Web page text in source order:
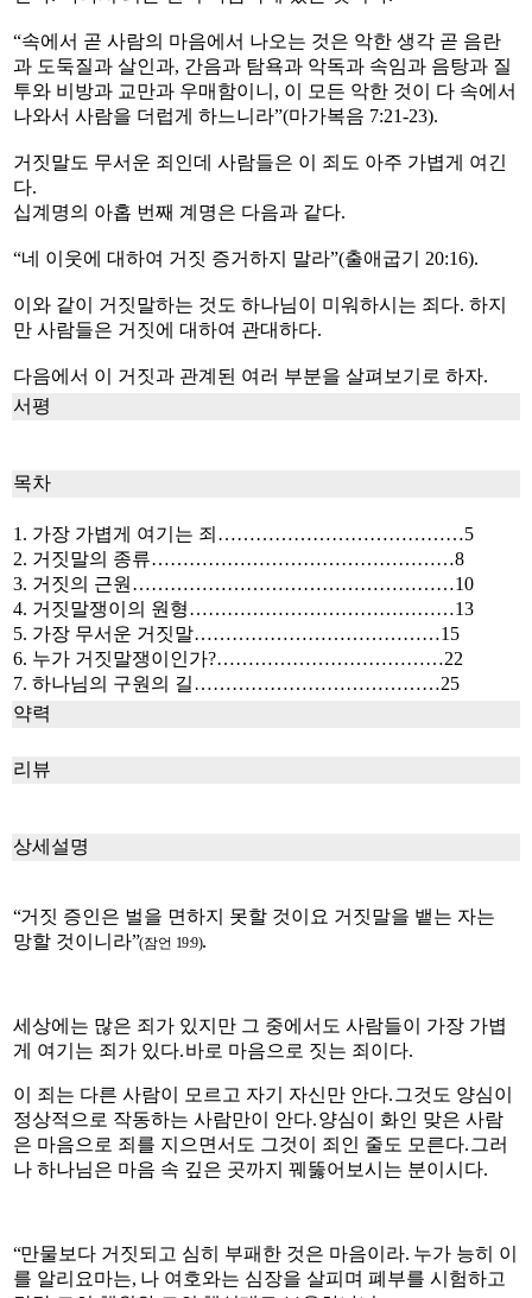
“속에서 곧 사람의 마음에서 나오는 것은 악한 생각 곧 음란
과 도둑질과 살인과, 간음과 탐욕과 악독과 속임과 음탕과 질
투와 비방과 교만과 우매함이니, 이 모든 악한 것이 다 속에서
나와서 사람을 더럽게 하느니라”(마가복음 7:21-23).
거짓말도 무서운 죄인데 사람들은 이 죄도 아주 가볍게 여긴
다.
십계명의 아홉 번째 계명은 다음과 같다.
“네 이웃에 대하여 거짓 증거하지 말라”(출애굽기 20:16).
이와 같이 거짓말하는 것도 하나님이 미워하시는 죄다. 하지
만 사람들은 거짓에 대하여 관대하다.
다음에서 이 거짓과 관계된 여러 부분을 살펴보기로 하자.
서평
목차
1. 가장 가볍게 여기는 죄…………………………………5
2. 거짓말의 종류…………………………………………8
3. 거짓의 근원……………………………………………10
4. 거짓말쟁이의 원형……………………………………13
5. 가장 무서운 거짓말…………………………………15
6. 누가 거짓말쟁이인가?………………………………22
7. 하나님의 구원의 길…………………………………25
약력
리뷰
상세설명
“거짓 증인은 벌을 면하지 못할 것이요 거짓말을 뱉는 자는
망할 것이니라”(잠언 19:9).
세상에는 많은 죄가 있지만 그 중에서도 사람들이 가장 가볍
게 여기는 죄가 있다.바로 마음으로 짓는 죄이다.
이 죄는 다른 사람이 모르고 자기 자신만 안다. 그것도 양심이
정상적으로 작동하는 사람만이 안다.양심이 화인 맞은 사람
은 마음으로 죄를 지으면서도 그것이 죄인 줄도 모른다. 그러
나 하나님은 마음 속 깊은 곳까지 꿰뚫어보시는 분이시다.
“만물보다 거짓되고 심히 부패한 것은 마음이라. 누가 능히 이
를 알리 요마는, 나 여호와는 심장을 살피며 폐부를 시험하고